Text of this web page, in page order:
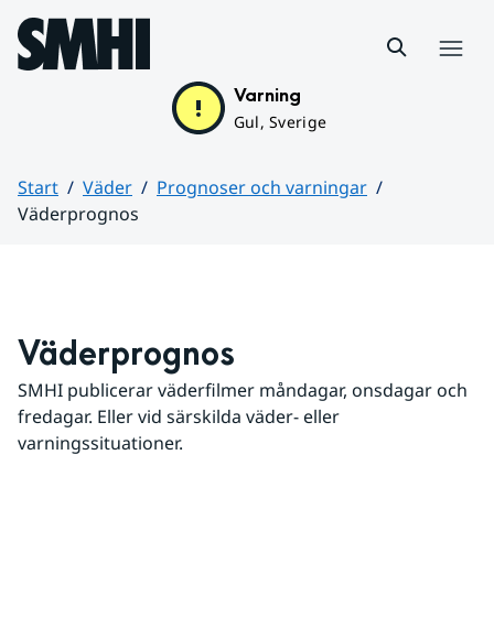
Hoppa till sidans innehåll
Varning
Gul, Sverige
Start Väder
Prognoser och varningar
Väderprognos
Väderprognos
SMHI publicerar väderfilmer måndagar, onsdagar och
fredagar. Eller vid särskilda väder- eller
varningssituationer.